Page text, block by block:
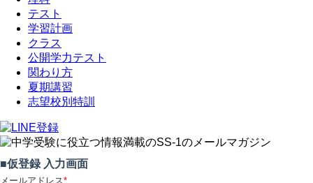
テスト
学習計画
クラス
公開学力テスト
関わり方
夏期講習
志望校別特訓